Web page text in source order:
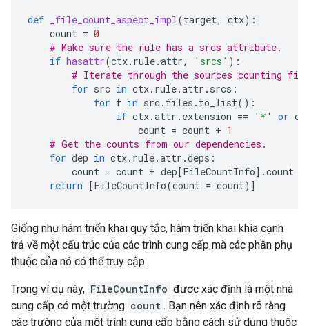
def _file_count_aspect_impl(target, ctx):
count = 0
# Make sure the rule has a srcs attribute.
if hasattr(ctx. rule.attr, 'srcs' ):
# Iterate through the sources counting
for src in ctx. rule.attr . srcs :
for f in src. files . to_list():
if ctx.attr . extension == '*' or
count = count + 1
# Get the counts from our dependencies.
for dep in ctx. rule.attr .deps :
count = count + dep [FileCountInfo] .count
return
[FileCountInfo(count = count)]
Giống như hàm triển khai quy tắc, hàm triển khai khía cạnh
trả về một cấu trúc của các trình cung cấp mà các phần phụ
thuộc của nó có thể truy cập.
Trong ví dụ này, FileCountInfo được xác định là một nhà
cung cấp có một trường count . Bạn nên xác định rõ ràng
các trường của một trình cung cấp bằng cách sử dụng thuộc